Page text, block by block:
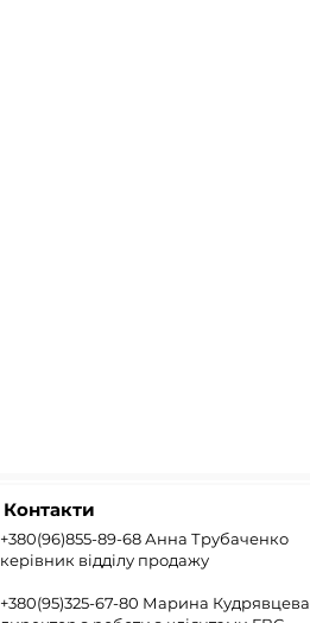
Контакти
+380(96)855-89-68 Анна Трубаченко
керівник відділу продажу
+380(95)325-67-80 Марина Кудрявцева